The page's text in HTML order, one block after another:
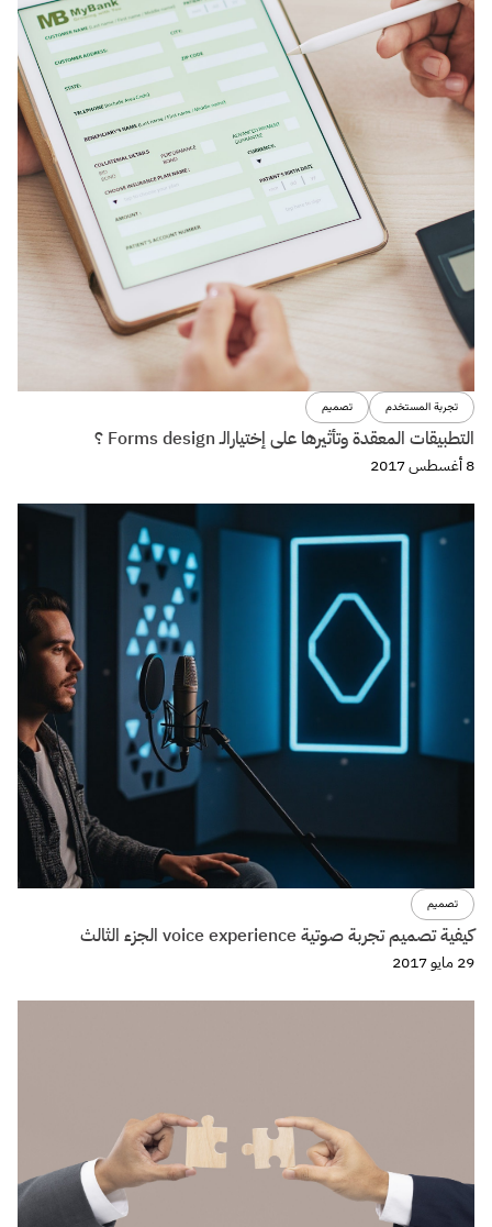
تجربة المستخدم تصميم
التطبيقات المعقدة وتأثيرها على إختيارالـ Forms design ؟
8 أغسطس 2017
تصميم
كيفية تصميم تجربة صوتية voice experience الجزء الثالث
29 مايو 2017